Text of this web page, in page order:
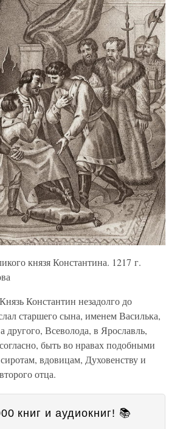
князя Константина. 1217 г.
Константин незадолго до
старшего сына, именем Василька,
другого, Всеволода, в Ярославль,
быть во нравах подобными
вдовицам, Духовенству и
отца.
книг и аудиокниг! 📚